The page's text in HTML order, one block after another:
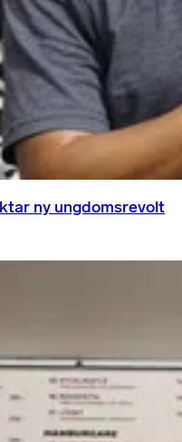
ny ungdomsrevolt